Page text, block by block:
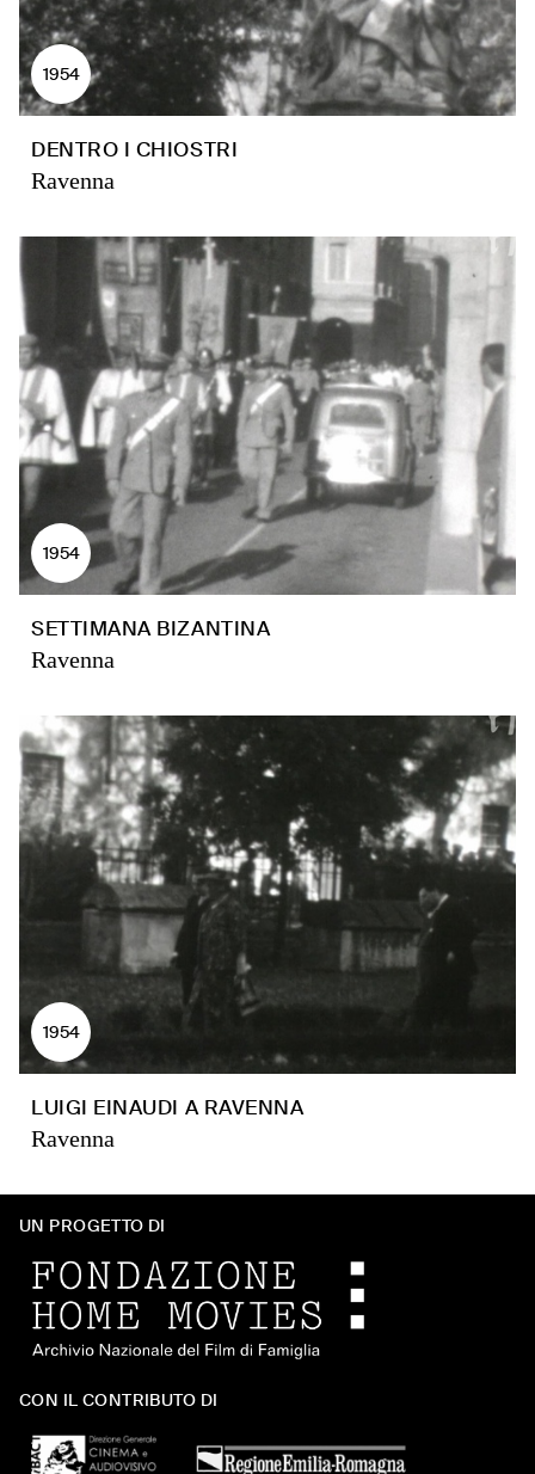
1954
DENTRO I CHIOSTRI
Ravenna
1954
SETTIMANA BIZANTINA
Ravenna
1954
LUIGI EINAUDI A RAVENNA
Ravenna
UN PROGETTO DI
CON IL CONTRIBUTO DI